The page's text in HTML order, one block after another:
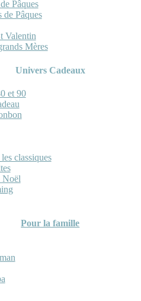
Pâques
de Pâques
Valentin
Mères
Univers Cadeaux
et 90
classiques
Noël
Pour la famille